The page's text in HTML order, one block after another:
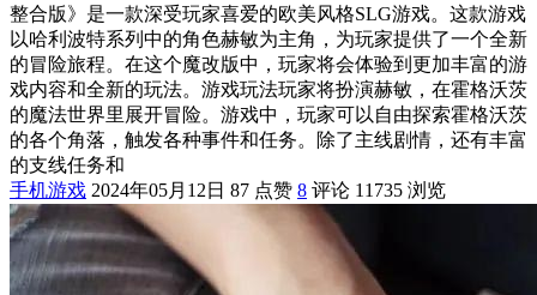
整合版》是一款深受玩家喜爱的欧美风格SLG游戏。这款游戏
以哈利波特系列中的角色赫敏为主角，为玩家提供了一个全新
的冒险旅程。在这个魔改版中，玩家将会体验到更加丰富的游
戏内容和全新的玩法。游戏玩法玩家将扮演赫敏，在霍格沃茨
的魔法世界里展开冒险。游戏中，玩家可以自由探索霍格沃茨
的各个角落，触发各种事件和任务。除了主线剧情，还有丰富
的支线任务和
手机游戏 2024年05月12日 87 点赞 8 评论 11735 浏览